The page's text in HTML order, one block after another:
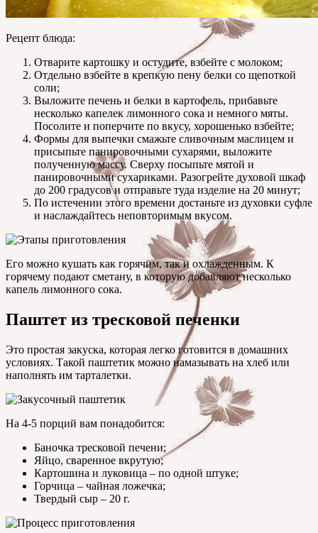
Рецепт блюда:
Отварите картошку и остудите, взбейте с молоком;
Отдельно взбейте в крепкую пену белки со щепоткой
соли;
Выложите печень и белки в картофель, прибавьте
несколько капелек лимонного сока и немного мяты.
Посолите и поперчите по вкусу, хорошенько взбейте;
Формы для выпечки смажьте сливочным маслицем и
присыпьте панировочными сухарями, выложите
полученную массу. Сверху посыпьте мятой и
панировочными сухариками. Разогрейте духовой шкаф
до 200 градусов и отправьте туда изделие на 20 минут;
По истечении этого времени достаньте из духовки суфле
и наслаждайтесь неповторимым вкусом.
Его можно кушать как горячим, так и охлажденным. К
горячему подают сметану, в которую добавляют несколько
капель лимонного сока.
Паштет из тресковой печенки
Это простая закуска, которая легко готовится в домашних
условиях. Такой паштетик можно намазывать на хлеб или
наполнять им тарталетки.
На 4-5 порций вам понадобится:
Баночка тресковой печени;
Яйцо, сваренное вкрутую;
Картошина и луковица – по одной штуке;
Горчица – чайная ложечка;
Твердый сыр – 20 г.